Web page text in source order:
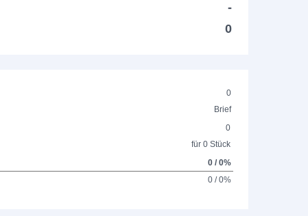
-
0
0
Brief
0
für 0 Stück
0 / 0%
0 / 0%